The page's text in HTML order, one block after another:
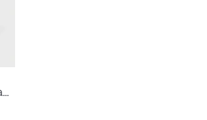
The Quencher ProTour Flip Straw Tumbler | 1,2L